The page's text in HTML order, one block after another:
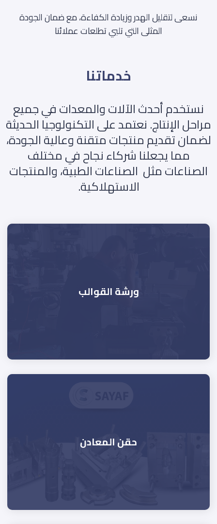
نسعى لتقليل الهدر وزيادة الكفاءة، مع ضمان الجودة
المثلى التي تلبي تطلعات عملائنا
خدماتنا
نستخدم أحدث الآلات والمعدات في جميع
مراحل الإنتاج. نعتمد على التكنولوجيا الحديثة
لضمان تقديم منتجات متقنة وعالية الجودة،
مما يجعلنا شركاء نجاح في مختلف
الصناعات مثل الصناعات الطبية، والمنتجات
الاستهلاكية.
ورشة القوالب
حقن المعادن